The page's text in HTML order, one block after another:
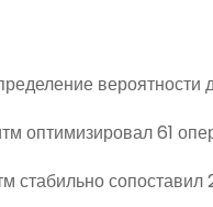
оптимизировал 61
сопоставил